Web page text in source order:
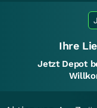
Ihre
Jetzt Depot